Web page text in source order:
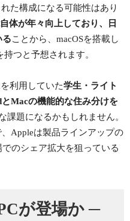
た構成になる可能性はあり
体が年々向上しており、日
ることから、macOSを搭載し
つと予想されます。
利用していた学生・ライト
とMacの機能的な住み分けを
課題になるかもしれません。
Appleは製品ラインアップの
のシェア拡大を狙っている
が登場か ─